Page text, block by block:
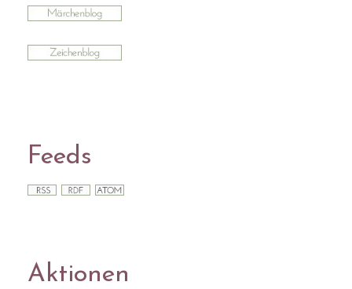
Feeds
Aktionen